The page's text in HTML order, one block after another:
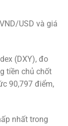
USD và giá
(DXY), đo
tiền chủ chốt
90,797 điểm,
nhất trong